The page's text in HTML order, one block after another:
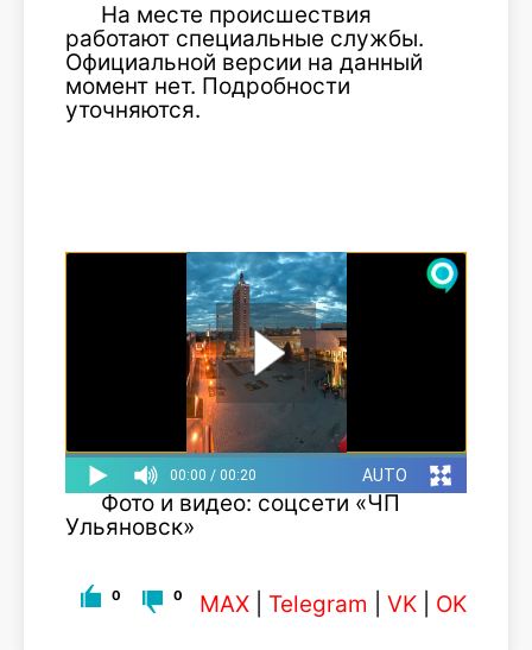
На месте происшествия
работают специальные службы.
Официальной версии на данный
момент нет. Подробности
уточняются.
Фото и видео: соцсети «ЧП
Ульяновск»
0 0 MAX Telegram VK OK